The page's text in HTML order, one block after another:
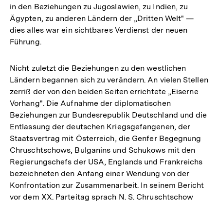
in den Beziehungen zu Jugoslawien, zu Indien, zu
Ägypten, zu anderen Ländern der „Dritten Welt" —
dies alles war ein sichtbares Verdienst der neuen
Führung.
Nicht zuletzt die Beziehungen zu den westlichen
Ländern begannen sich zu verändern. An vielen Stellen
zerriß der von den beiden Seiten errichtete „Eiserne
Vorhang". Die Aufnahme der diplomatischen
Beziehungen zur Bundesrepublik Deutschland und die
Entlassung der deutschen Kriegsgefangenen, der
Staatsvertrag mit Österreich, die Genfer Begegnung
Chruschtschows, Bulganins und Schukows mit den
Regierungschefs der USA, Englands und Frankreichs
bezeichneten den Anfang einer Wendung von der
Konfrontation zur Zusammenarbeit. In seinem Bericht
vor dem XX. Parteitag sprach N. S. Chruschtschow